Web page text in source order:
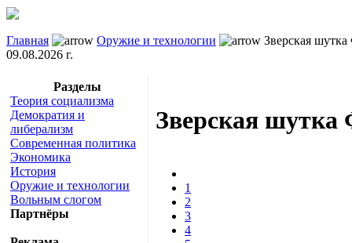
Главная Оружие и технологии
Зверская
09.08.2026 г.
Разделы
Теория социализма
Демократия и
либерализм
Современная политика
Экономика
История
Оружие и технологии
Вольным слогом
Партнёры
Зверская
1
2
3
4